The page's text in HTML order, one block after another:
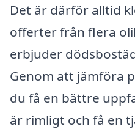
Det är därför alltid
offerter från flera
erbjuder
Genom att jämföra
du få en bättre
är rimligt och få en